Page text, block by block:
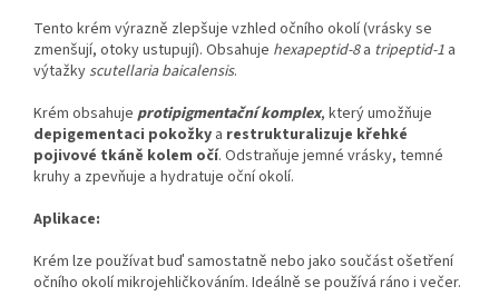
Tento krém výrazně zlepšuje vzhled očního okolí (vrásky se
zmenšují, otoky ustupují). Obsahuje hexapeptid-8a tripeptid-1 a
výtažky scutellaria baicalensis.
Krém obsahuje protipigmentační komplex, který umožňuje
depigementaci pokožky a restrukturalizuje křehké
pojivové tkáně kolem očí. Odstraňuje jemné vrásky, temné
kruhy a zpevňuje a hydratuje oční okolí.
Aplikace:
Krém lze používat buď samostatně nebo jako součást ošetření
očního okolí mikrojehličkováním. Ideálně se používá ráno i večer.